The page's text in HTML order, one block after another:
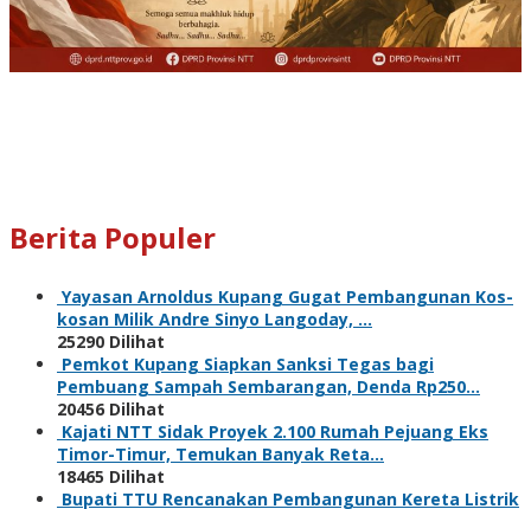
Berita Populer
Yayasan Arnoldus Kupang Gugat Pembangunan Kos-
kosan Milik Andre Sinyo Langoday, …
25290 Dilihat
Pemkot Kupang Siapkan Sanksi Tegas bagi
Pembuang Sampah Sembarangan, Denda Rp250…
20456 Dilihat
Kajati NTT Sidak Proyek 2.100 Rumah Pejuang Eks
Timor-Timur, Temukan Banyak Reta…
18465 Dilihat
Bupati TTU Rencanakan Pembangunan Kereta Listrik